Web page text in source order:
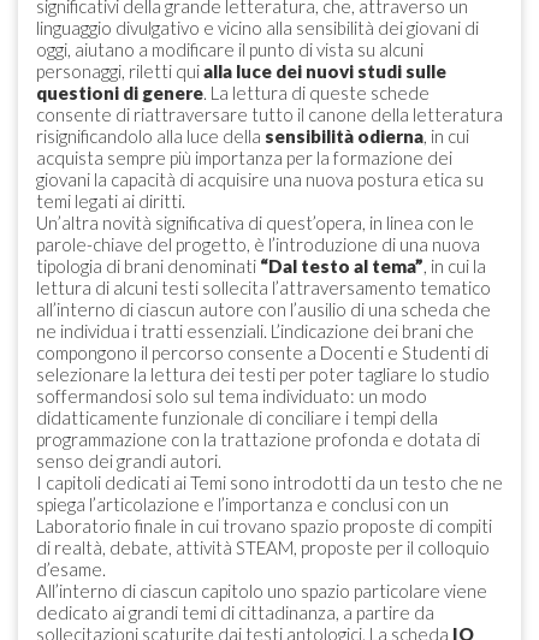
significativi della grande letteratura, che, attraverso un
linguaggio divulgativo e vicino alla sensibilità dei giovani di
oggi, aiutano a modificare il punto di vista su alcuni
personaggi, riletti quialla luce dei nuovi studi sulle
questioni di genere. La lettura di queste schede
consente di riattraversare tutto il canone della letteratura
risignificandolo alla luce della sensibilità odierna, in cui
acquista sempre più importanza per la formazione dei
giovani la capacità di acquisire una nuova postura etica su
temi legati ai diritti.
Un’altra novità significativa di quest’opera, in linea con le
parole-chiave del progetto, è l’introduzione di una nuova
tipologia di brani denominati “Dal testo al tema”, in cui la
lettura di alcuni testi sollecita l’attraversamento tematico
all’interno di ciascun autore con l’ausilio di una scheda che
ne individua i tratti essenziali. L’indicazione dei brani che
compongono il percorso consente a Docenti e Studenti di
selezionare la lettura dei testi per poter tagliare lo studio
soffermandosi solo sul tema individuato: un modo
didatticamente funzionale di conciliare i tempi della
programmazione con la trattazione profonda e dotata di
senso dei grandi autori.
I capitoli dedicati ai Temi sono introdotti da un testo che ne
spiega l’articolazione e l’importanza e conclusi con un
Laboratorio finale in cui trovano spazio proposte di compiti
di realtà, debate, attività STEAM, proposte per il colloquio
d’esame.
All’interno di ciascun capitolo uno spazio particolare viene
dedicato ai grandi temi di cittadinanza, a partire da
sollecitazioni scaturite dai testi antologici. La scheda IO